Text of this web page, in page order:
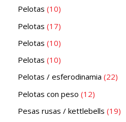
Pelotas 10
Pelotas 17
Pelotas 10
Pelotas 10
Pelotas / esferodinamia 22
Pelotas con peso 12
Pesas rusas / kettlebells 19